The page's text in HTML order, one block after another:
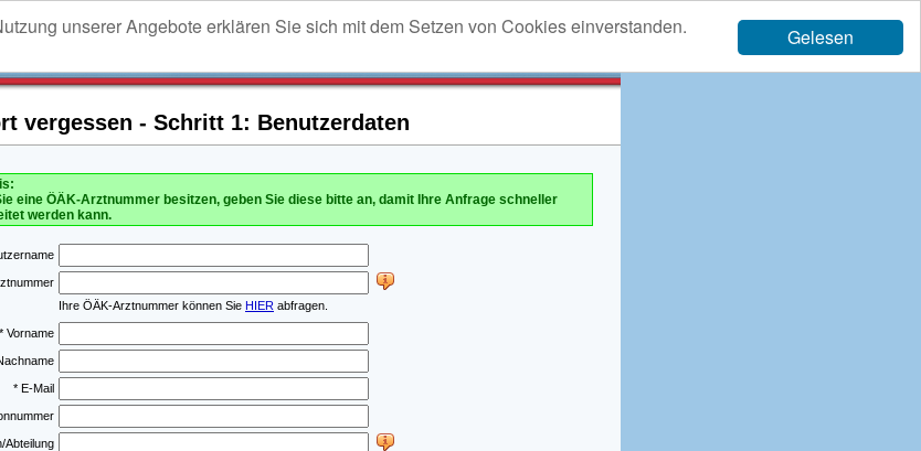
Gelesen
unserer Angebote erklären Sie sich mit dem Setzen von Cookies einverstanden.
vergessen - Schritt 1: Benutzerdaten
eine ÖÄK-Arztnummer besitzen, geben Sie diese bitte an, damit Ihre Anfrage schneller
werden kann.
Ihre ÖÄK-Arztnummer können Sie HIER abfragen.
* Vorname
* E-Mail
Abteilung